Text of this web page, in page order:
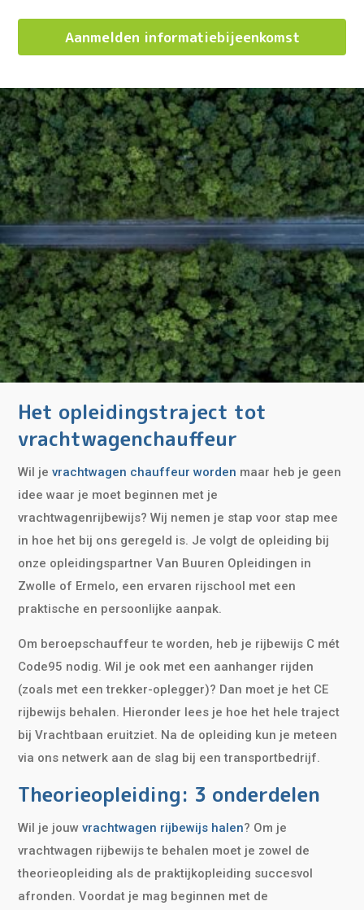
Aanmelden informatiebijeenkomst
Het opleidingstraject tot
vrachtwagenchauffeur
Wil jevrachtwagen chauffeur worden maar heb je geen
idee waar je moet beginnen met je
vrachtwagenrijbewijs? Wij nemen je stap voor stap mee
in hoe het bij ons geregeld is. Je volgt de opleiding bij
onze opleidingspartner Van Buuren Opleidingen in
Zwolle of Ermelo, een ervaren rijschool met een
praktische en persoonlijke aanpak.
Om beroepschauffeur te worden, heb je rijbewijs C mét
Code95 nodig. Wil je ook met een aanhanger rijden
(zoals met een trekker-oplegger)? Dan moet je het CE
rijbewijs behalen. Hieronder lees je hoe het hele traject
bij Vrachtbaan eruitziet. Na de opleiding kun je meteen
via ons netwerk aan de slag bij een transportbedrijf.
Theorieopleiding: 3 onderdelen
Wil je jouwvrachtwagen rijbewijs halen? Om je
vrachtwagen rijbewijs te behalen moet je zowel de
theorieopleiding als de praktijkopleiding succesvol
afronden. Voordat je mag beginnen met de